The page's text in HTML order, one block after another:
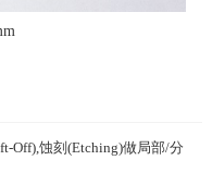
蚀刻(Etching)做局部/分